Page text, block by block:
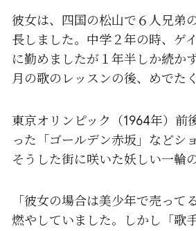
彼女は、四国の松山で６人兄弟
長しました。中学２年の時、ゲ
に勤めましたが１年半しか続か
月の歌のレッスンの後、めでた
東京オリンピック（1964年）前
った「ゴールデン赤坂」などシ
そうした街に咲いた妖しい一輪
「彼女の場合は美少年で売っ
燃やしていました。しかし「歌